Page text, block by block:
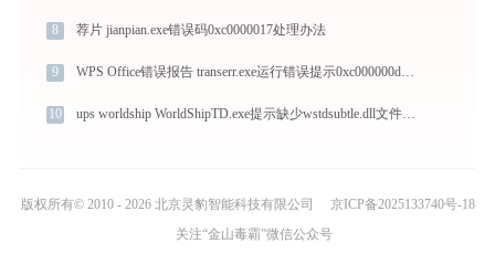
8 荐片 jianpian.exe错误码0xc0000017处理办法
9 WPS Office错误报告 transerr.exe运行错误提示0xc000000d的解决办法
10 ups worldship WorldShipTD.exe提示缺少wstdsubtle.dll文件的解决办法
版权所有© 2010 - 2026 北京灵豹智能科技有限公司
京ICP备2025133740号-18
关注“金山毒霸”微信公众号